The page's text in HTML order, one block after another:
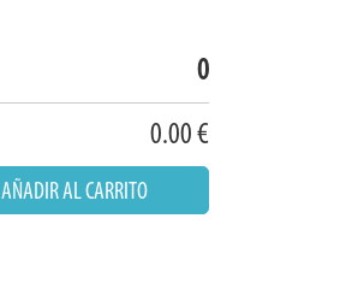
0
€
0.00
AÑADIR AL CARRITO